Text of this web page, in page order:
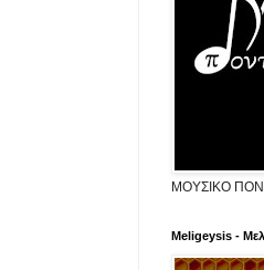
ΜΟΥΣΙΚΟ
Meligeysis -